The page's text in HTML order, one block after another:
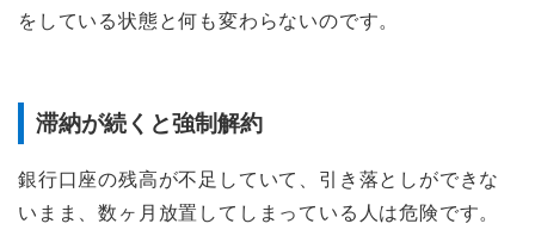
をしている状態と何も変わらないのです。
滞納が続くと強制解約
銀行口座の残高が不足していて、引き落としができな
いまま、数ヶ月放置してしまっている人は危険です。